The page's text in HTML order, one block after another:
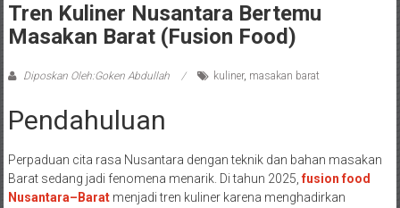
Tren Kuliner Nusantara Bertemu
Masakan Barat (Fusion Food)
Diposkan Oleh:Goken Abdullah kuliner, masakan barat
Pendahuluan
Perpaduan cita rasa Nusantara dengan teknik dan bahan masakan
Barat sedang jadi fenomena menarik. Di tahun 2025,fusion food
Nusantara–Baratmenjadi tren kuliner karena menghadirkan